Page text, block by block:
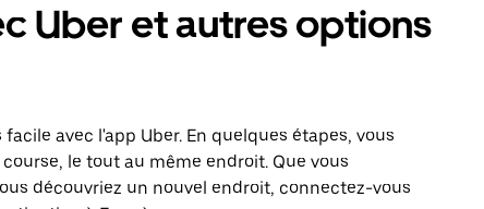
Uber et autres options
avec l'app Uber. En quelques étapes, vous
le tout au même endroit. Que vous
découvriez un nouvel endroit, connectez-vous